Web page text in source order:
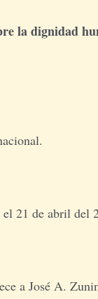
la dignidad
21 de abril del
a José A.